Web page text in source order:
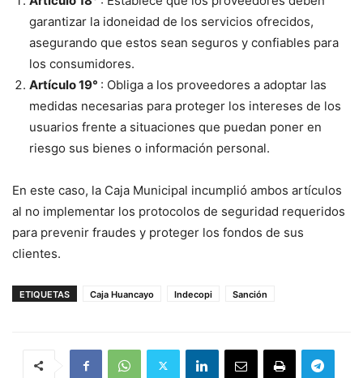
garantizar la idoneidad de los servicios ofrecidos,
asegurando que estos sean seguros y confiables para
los consumidores.
Artículo 19° : Obliga a los proveedores a adoptar las
medidas necesarias para proteger los intereses de los
usuarios frente a situaciones que puedan poner en
riesgo sus bienes o información personal.
En este caso, la Caja Municipal incumplió ambos artículos
al no implementar los protocolos de seguridad requeridos
para prevenir fraudes y proteger los fondos de sus
clientes.
ETIQUETAS Caja Huancayo Indecopi Sanción